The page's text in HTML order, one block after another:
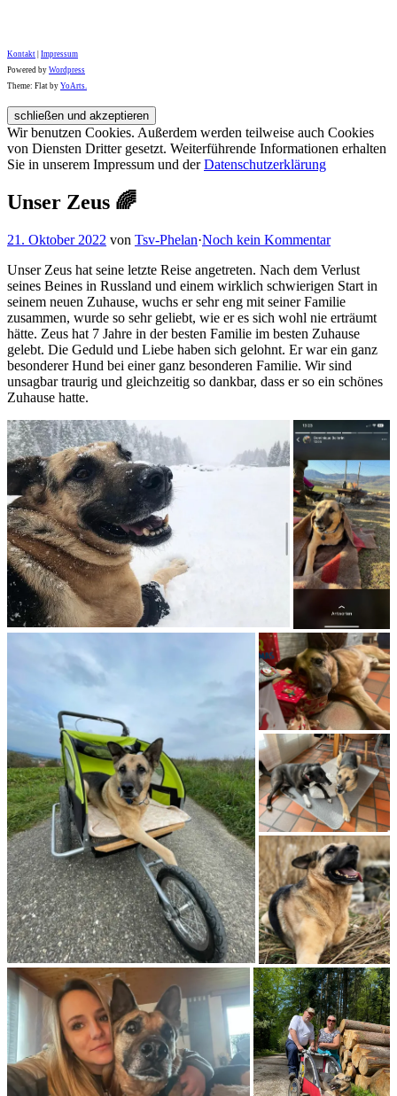
Kontakt Impressum
Powered by Wordpress
Theme: Flat by YoArts.
Wir benutzen Cookies. Außerdem werden teilweise auch Cookies
von Diensten Dritter gesetzt. Weiterführende Informationen erhalten
Sie in unserem Impressum und derDatenschutzerklärung
Unser Zeus 🌈
21. Oktober 2022 von Tsv-Phelan·Noch kein Kommentar
Unser Zeus hat seine letzte Reise angetreten. Nach dem Verlust
seines Beines in Russland und einem wirklich schwierigen Start in
seinem neuen Zuhause, wuchs er sehr eng mit seiner Familie
zusammen, wurde so sehr geliebt, wie er es sich wohl nie erträumt
hätte. Zeus hat 7 Jahre in der besten Familie im besten Zuhause
gelebt. Die Geduld und Liebe haben sich gelohnt. Er war ein ganz
besonderer Hund bei einer ganz besonderen Familie. Wir sind
unsagbar traurig und gleichzeitig so dankbar, dass er so ein schönes
Zuhause hatte.